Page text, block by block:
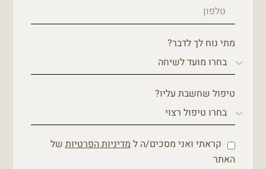
מתי נוח לך לדבר?
טיפול שחשבת עליו?
קראתי ואני מסכים/ה למדיניות הפרטיותשל
האתר